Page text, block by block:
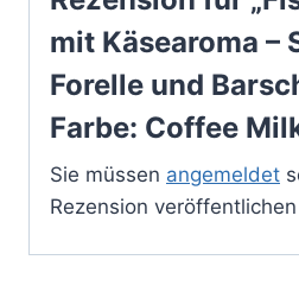
mit Käsearoma –
Forelle und
Farbe: Coffee
Sie müssen angemeldet
Rezension